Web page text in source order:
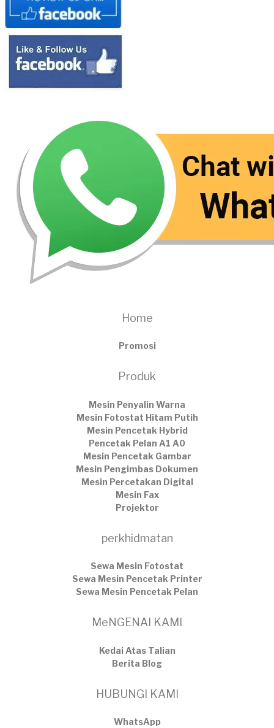
Home
Promosi
Produk
Mesin Penyalin Warna
Mesin Fotostat Hitam Putih
Mesin Pencetak Hybrid
Pencetak Pelan A1 A0
Mesin Pencetak Gambar
Mesin Pengimbas Dokumen
Mesin Percetakan Digital
Mesin Fax
Projektor
perkhidmatan
Sewa Mesin Fotostat
Sewa Mesin Pencetak Printer
Sewa Mesin Pencetak Pelan
MeNGENAI KAMI
Kedai Atas Talian
​Berita Blog
HUBUNGI KAMI
WhatsApp